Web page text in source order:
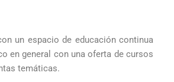
un espacio de educación continua
en general con unaoferta de cursos
temáticas.